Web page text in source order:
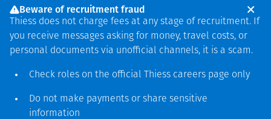
Search careers
Beware of recruitment fraud
Thiess does not charge fees at any stage of recruitment. If
you receive messages asking for money, travel costs, or
personal documents via unofficial channels, it is a scam.
Check roles on the official Thiess careers page only
Do not make payments or share sensitive
information